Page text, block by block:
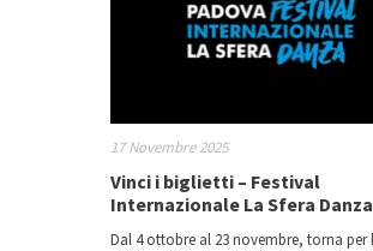
17 Novembre 2025
Vinci i biglietti – Festival
Internazionale La Sfera Danza
Dal 4 ottobre al 23 novembre, torna per